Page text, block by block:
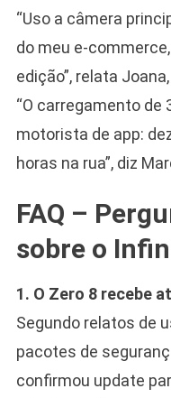
“Uso a câmera
do meu e-
edição”, relata
“O carregamento de
motorista de app:
horas na rua”, diz
FAQ –
sobre o
1. O Zero 8 recebe
Segundo relatos de
pacotes de
confirmou update